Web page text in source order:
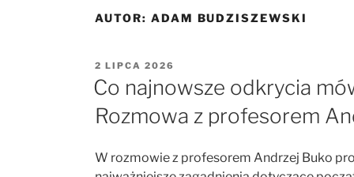
AUTOR: ADAM BUDZISZEWSKI
OPUBLIKOWANE
W
2 LIPCA 2026
Co najnowsze odkrycia
Rozmowa z profesorem
W rozmowie z profesorem Andrzej Buko